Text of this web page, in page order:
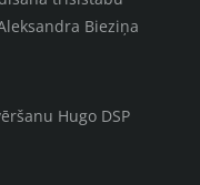
Bieziņa
Hugo DSP